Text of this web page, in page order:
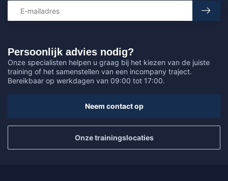
Persoonlijk advies nodig?
Onze specialisten helpen u graag bij het kiezen van de juiste
training of het samenstellen van een incompany traject.
Bereikbaar op werkdagen van 09:00 tot 17:00.
Neem contact op
Onze trainingslocaties